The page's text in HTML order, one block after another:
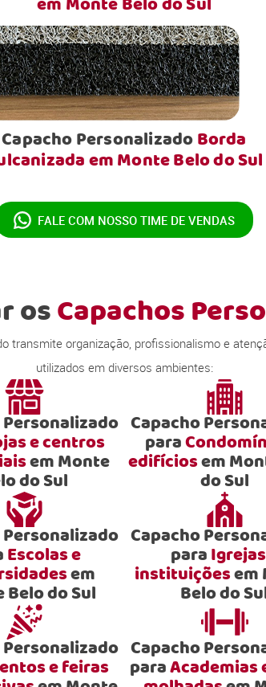
Capacho PersonalizadoBorda
em Monte Belo do Sul
FALE COM NOSSO TIME DE VENDAS
osCapachos
transmite organização, profissionalismo e
utilizados em diversos ambientes:
e centros
em Monte
do Sul
Capacho
para
edifíciosem
do Sul
Escolas e
em
Belo do Sul
Capacho
para
instituiçõesem
Belo do
e feiras
Capacho
paraAcademias